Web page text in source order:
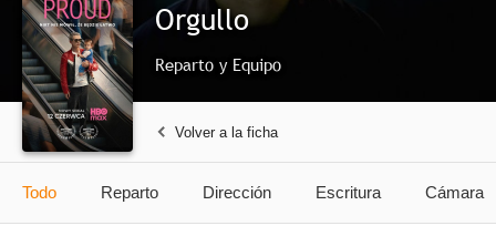
Orgullo
Reparto y Equipo
Volver a la ficha
Todo Reparto Dirección Escritura Cámara